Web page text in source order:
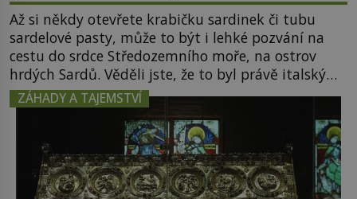
Až si někdy otevřete krabičku sardinek či tubu
sardelové pasty, může to být i lehké pozvání na
cestu do srdce Středozemního moře, na ostrov
hrdých Sardů. Věděli jste, že to byl právě italský
ostrov Sardinie, jenž těmto produktům moře
propůjčil své jméno. Co dalšího je pro Sardinii
typické a pro Středoevropana zajímavé? Na
mapách má […]
ZÁHADY A TAJEMSTVÍ